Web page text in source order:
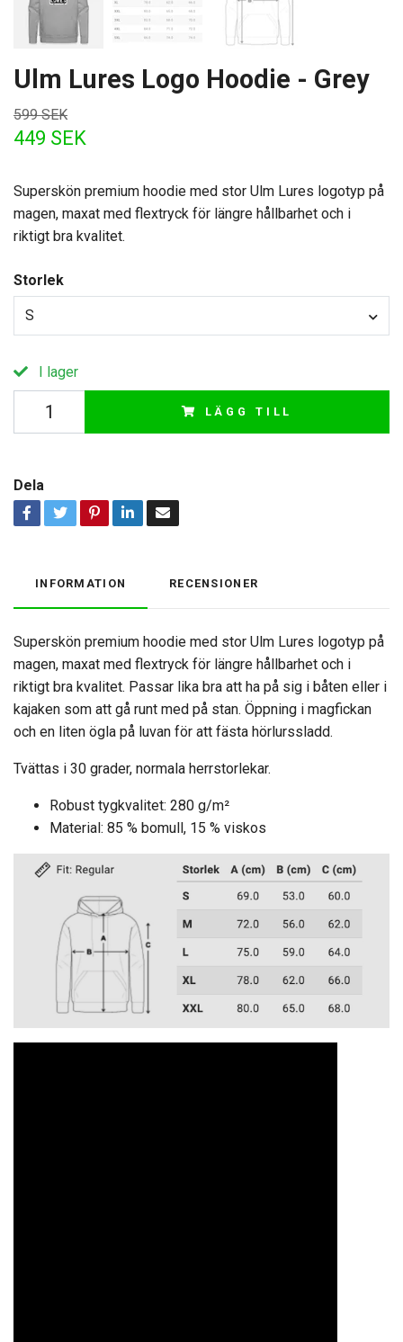
Ulm Lures Logo Hoodie - Grey
599 SEK
449 SEK
Superskön premium hoodie med stor Ulm Lures logotyp på
magen, maxat med flextryck för längre hållbarhet och i
riktigt bra kvalitet.
Storlek
S
I lager
LÄGG TILL
Dela
INFORMATION RECENSIONER
Superskön premium hoodie med stor Ulm Lures logotyp på
magen, maxat med flextryck för längre hållbarhet och i
riktigt bra kvalitet. Passar lika bra att ha på sig i båten eller i
kajaken som att gå runt med på stan. Öppning i magfickan
och en liten ögla på luvan för att fästa hörlurssladd.
Tvättas i 30 grader, normala herrstorlekar.
Robust tygkvalitet: 280 g/m²
Material: 85 % bomull, 15 % viskos